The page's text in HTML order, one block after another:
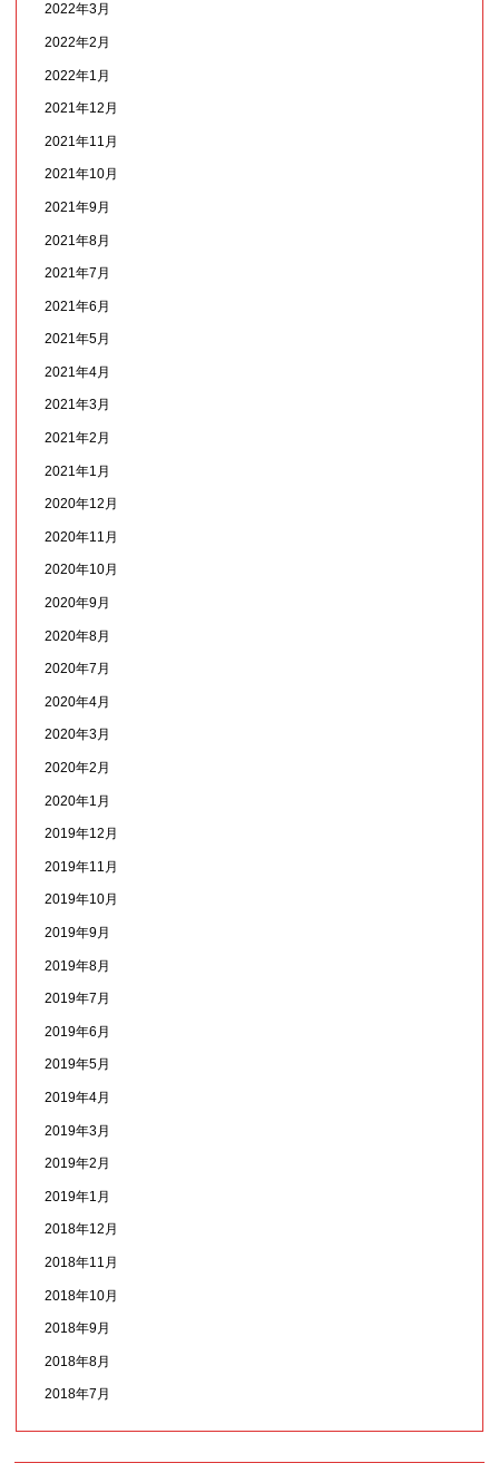
2022年3月
2022年2月
2022年1月
2021年12月
2021年11月
2021年10月
2021年9月
2021年8月
2021年7月
2021年6月
2021年5月
2021年4月
2021年3月
2021年2月
2021年1月
2020年12月
2020年11月
2020年10月
2020年9月
2020年8月
2020年7月
2020年4月
2020年3月
2020年2月
2020年1月
2019年12月
2019年11月
2019年10月
2019年9月
2019年8月
2019年7月
2019年6月
2019年5月
2019年4月
2019年3月
2019年2月
2019年1月
2018年12月
2018年11月
2018年10月
2018年9月
2018年8月
2018年7月